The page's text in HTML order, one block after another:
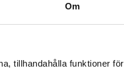
Om
tillhandahålla funktioner för